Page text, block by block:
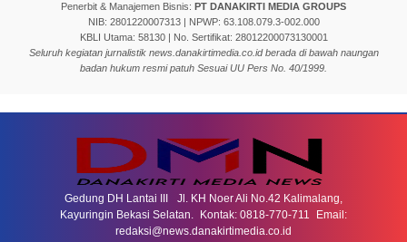
Penerbit & Manajemen Bisnis: PT DANAKIRTI MEDIA GROUPS
NIB: 2801220007313 | NPWP: 63.108.079.3-002.000
KBLI Utama: 58130 | No. Sertifikat: 28012200073130001
Seluruh kegiatan jurnalistik news.danakirtimedia.co.id berada di bawah naungan
badan hukum resmi patuh Sesuai UU Pers No. 40/1999.
Gedung DH Lantai III Jl. KH Noer Ali No.42 Kalimalang,
Kayuringin Bekasi Selatan. Kontak: 0818-770-711 Email:
redaksi@news.danakirtimedia.co.id